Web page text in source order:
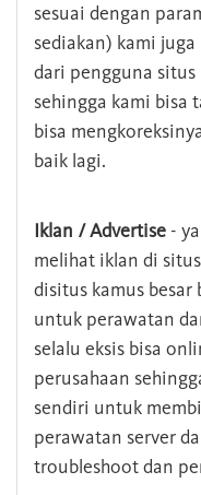
sesuai dengan
sediakan) kami
dari pengguna
sehingga kami bisa
bisa
baik lagi.
Iklan / Advertise -
melihat iklan di
disitus kamus besar
untuk perawatan
selalu eksis bisa
perusahaan
sendiri untuk
perawatan server
troubleshoot dan